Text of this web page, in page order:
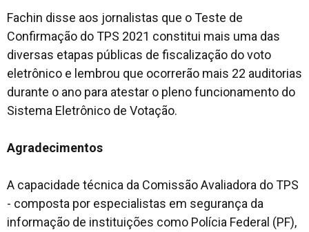
Fachin disse aos jornalistas que o Teste de
Confirmação do TPS 2021 constitui mais uma das
diversas etapas públicas de fiscalização do voto
eletrônico e lembrou que ocorrerão mais 22 auditorias
durante o ano para atestar o pleno funcionamento do
Sistema Eletrônico de Votação.
Agradecimentos
A capacidade técnica da Comissão Avaliadora do TPS
- composta por especialistas em segurança da
informação de instituições como Polícia Federal (PF),